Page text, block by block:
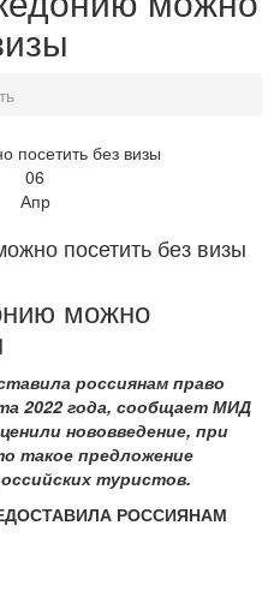
06
Апр
посетить без визы
можно
россиянам право
2022 года, сообщает МИД
нововведение, при
такое предложение
туристов.
РОССИЯНАМ